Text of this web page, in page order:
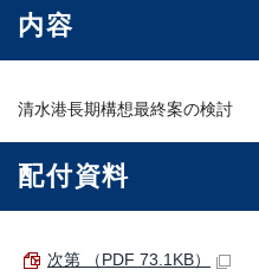
内容
清水港長期構想最終案の検討
配付資料
次第 （PDF 73.1KB）